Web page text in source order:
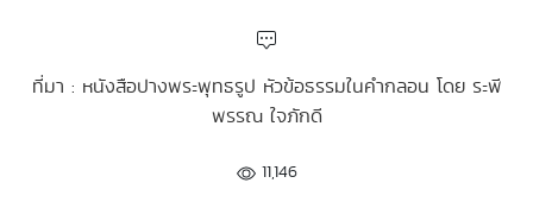
ที่มา : หนังสือปางพระพุทธรูป หัวข้อธรรมในคำกลอน โดย ระพี
พรรณ ใจภักดี
11,146